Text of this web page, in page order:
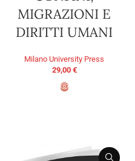
MIGRAZIONI E
DIRITTI UMANI
Milano University Press
29,00 €